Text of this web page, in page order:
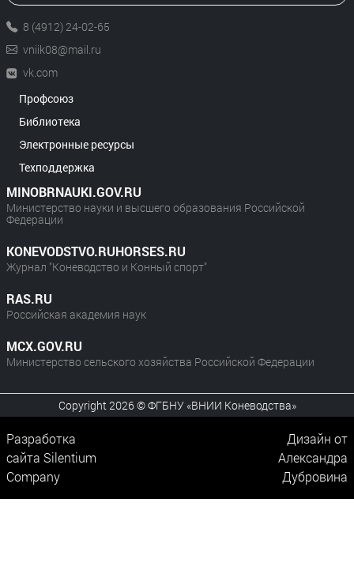
8 (4912) 24-02-65
vniik08@mail.ru
vk.com
Профсоюз
Библиотека
Электронные ресурсы
Техподдержка
MINOBRNAUKI.GOV.RU
Министерство науки и высшего образования Российской
Федерации
KONEVODSTVO.RUHORSES.RU
Журнал "Коневодство и Конный спорт"
RAS.RU
Российская академия наук
MCX.GOV.RU
Министерство сельского хозяйства Российской Федерации
Copyright 2026 © ФГБНУ «ВНИИ Коневодства»
Разработка
сайта Silentium
Company
Дизайн от
Александра
Дубровина